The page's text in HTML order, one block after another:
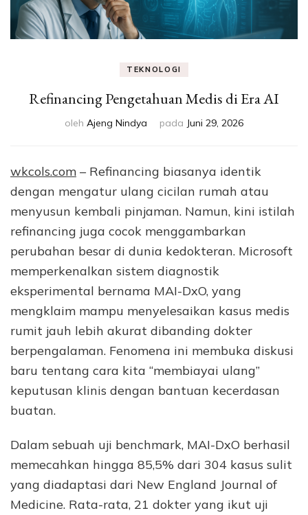
TEKNOLOGI
Refinancing Pengetahuan Medis di Era AI
oleh Ajeng Nindya pada Juni 29, 2026
wkcols.com – Refinancing biasanya identik
dengan mengatur ulang cicilan rumah atau
menyusun kembali pinjaman. Namun, kini istilah
refinancing juga cocok menggambarkan
perubahan besar di dunia kedokteran. Microsoft
memperkenalkan sistem diagnostik
eksperimental bernama MAI-DxO, yang
mengklaim mampu menyelesaikan kasus medis
rumit jauh lebih akurat dibanding dokter
berpengalaman. Fenomena ini membuka diskusi
baru tentang cara kita “membiayai ulang”
keputusan klinis dengan bantuan kecerdasan
buatan.
Dalam sebuah uji benchmark, MAI-DxO berhasil
memecahkan hingga 85,5% dari 304 kasus sulit
yang diadaptasi dari New England Journal of
Medicine. Rata-rata, 21 dokter yang ikut uji